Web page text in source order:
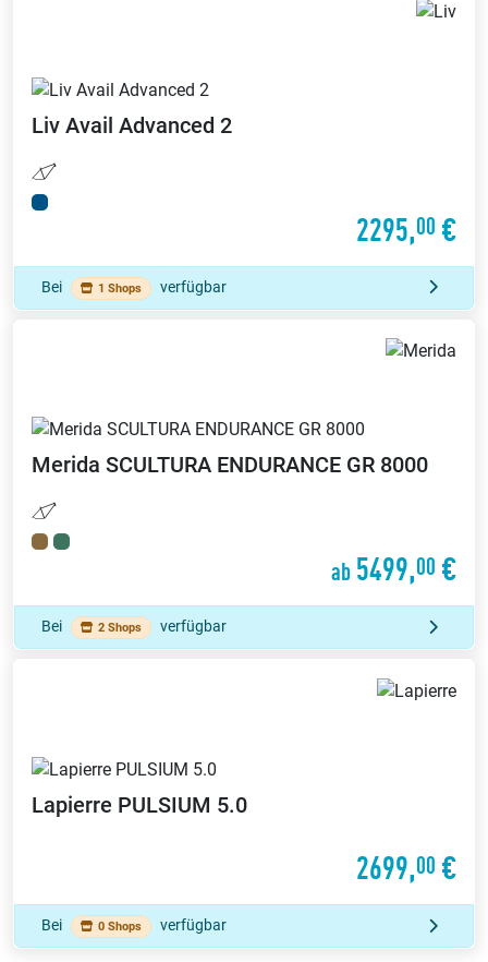
Liv Avail Advanced 2
2295,00 €
Bei 1 Shops verfügbar
Merida SCULTURA ENDURANCE GR 8000
ab 5499,00 €
Bei 2 Shops verfügbar
Lapierre PULSIUM 5.0
2699,00 €
Bei 0 Shops verfügbar